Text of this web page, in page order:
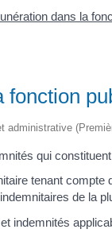
dans la
administrative
qui
tenant
de la
indemnités